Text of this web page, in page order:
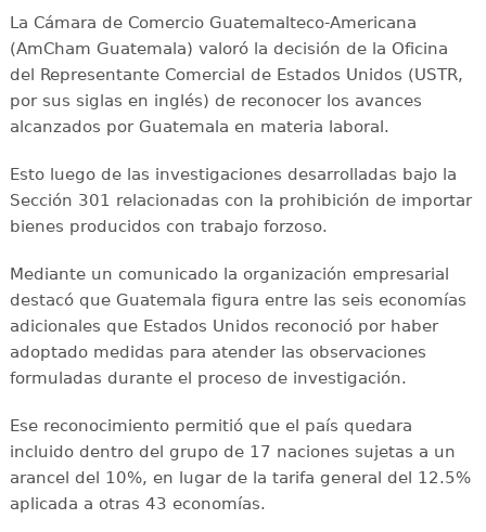
La Cámara de Comercio Guatemalteco-Americana
(AmCham Guatemala) valoró la decisión de la Oficina
del Representante Comercial de Estados Unidos (USTR,
por sus siglas en inglés) de reconocer los avances
alcanzados por Guatemala en materia laboral.
Esto luego de las investigaciones desarrolladas bajo la
Sección 301 relacionadas con la prohibición de importar
bienes producidos con trabajo forzoso.
Mediante un comunicado la organización empresarial
destacó que Guatemala figura entre las seis economías
adicionales que Estados Unidos reconoció por haber
adoptado medidas para atender las observaciones
formuladas durante el proceso de investigación.
Ese reconocimiento permitió que el país quedara
incluido dentro del grupo de 17 naciones sujetas a un
arancel del 10%, en lugar de la tarifa general del 12.5%
aplicada a otras 43 economías.